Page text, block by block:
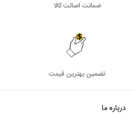
ضمانت اصالت کالا
تضمین بهترین قیمت
درباره ما